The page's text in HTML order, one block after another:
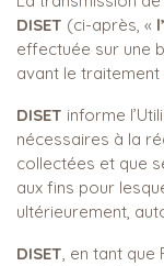
DISET (ci-après, «
effectuée sur une
avant le traitement
DISET informe
nécessaires à la
collectées et que
aux fins pour
ultérieurement,
DISET, en tant que